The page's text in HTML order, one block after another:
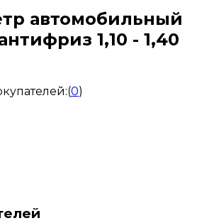
автомобильный
1,10 - 1,40
(0)